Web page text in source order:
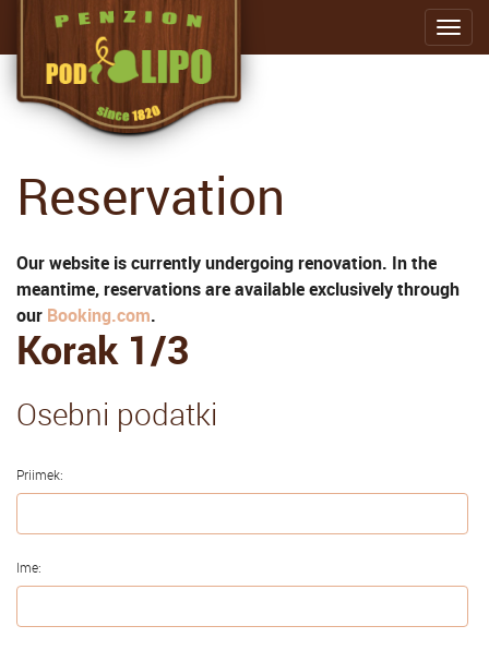
Reservation
Our website is currently undergoing renovation. In the
meantime, reservations are available exclusively through
our Booking.com.
Korak 1/3
Osebni podatki
Priimek:
Ime: